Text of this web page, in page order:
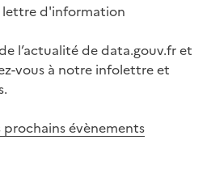
lettre d'information
l’actualité de data.gouv.fr et
vous à notre infolettre et
prochains évènements